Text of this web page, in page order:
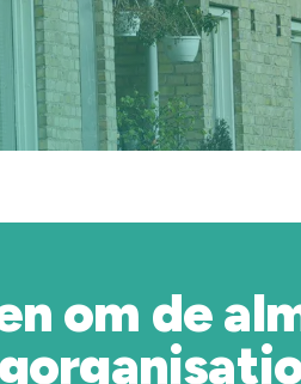
om de